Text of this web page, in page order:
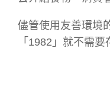
儘管使用友善環境
「1982」就不需要